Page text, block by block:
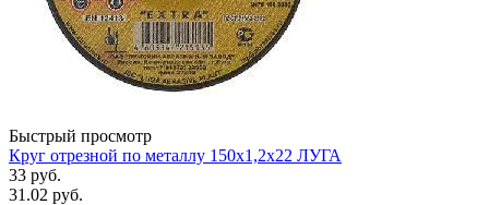
Быстрый просмотр
Круг отрезной по металлу 150х1,2х22 ЛУГА
33 руб.
31.02 руб.